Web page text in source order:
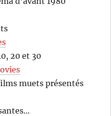
20 et 30
muets présentés